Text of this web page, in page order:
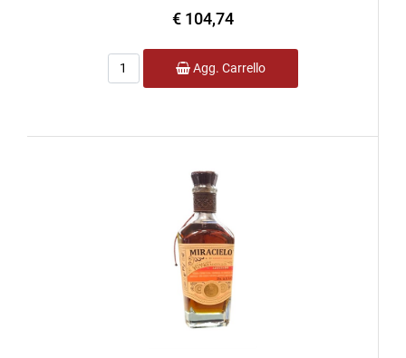
€ 104,74
Quantità
Agg. Carrello